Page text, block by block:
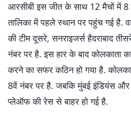
आरसीबी इस जीत के साथ 12 मैचों में
तालिका में पहले स्थान पर पहुंच गई है.
की टीम दूसरे, सनराइजर्स हैदराबाद
नंबर पर है. इस हार के बाद कोलकाता
करने का सफर कठिन हो गया है.
8वें नंबर पर है. जबकि मुंबई इंडियंस
प्लेऑफ की रेस से बाहर हो गई है.